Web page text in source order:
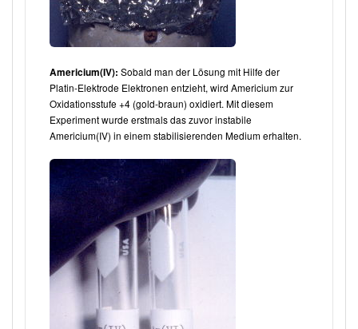
Americium(IV): Sobald man der Lösung mit Hilfe der
Platin-Elektrode Elektronen entzieht, wird Americium zur
Oxidationsstufe +4 (gold-braun) oxidiert. Mit diesem
Experiment wurde erstmals das zuvor instabile
Americium(IV) in einem stabilisierenden Medium erhalten.